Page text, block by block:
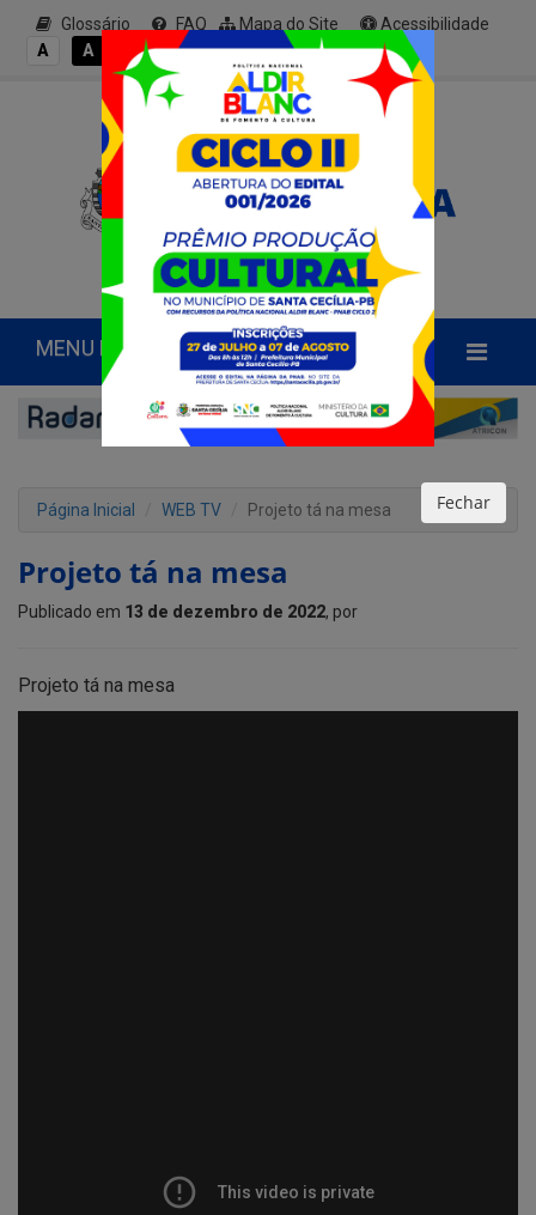
Glossário FAQ Mapa do Site
Acessibilidade
A
A A A+
MENU PRINCIPAL
Página Inicial WEB TV Projeto tá na mesa
Projeto tá na mesa
Publicado em 13 de dezembro de 2022, por
Projeto tá na mesa
Fechar